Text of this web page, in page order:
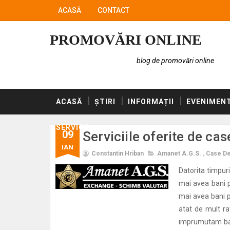
ACASĂ CONTACT
PROMOVĂRI ONLINE
blog de promovări online
ACASĂ ȘTIRI INFORMAȚII
SERVICII
09
IAN
Serviciile oferite de
Constantin Hriban Amanet A.G.S. , Case
Datorita
mai avea bani
mai avea bani
atat de mult
imprumutam